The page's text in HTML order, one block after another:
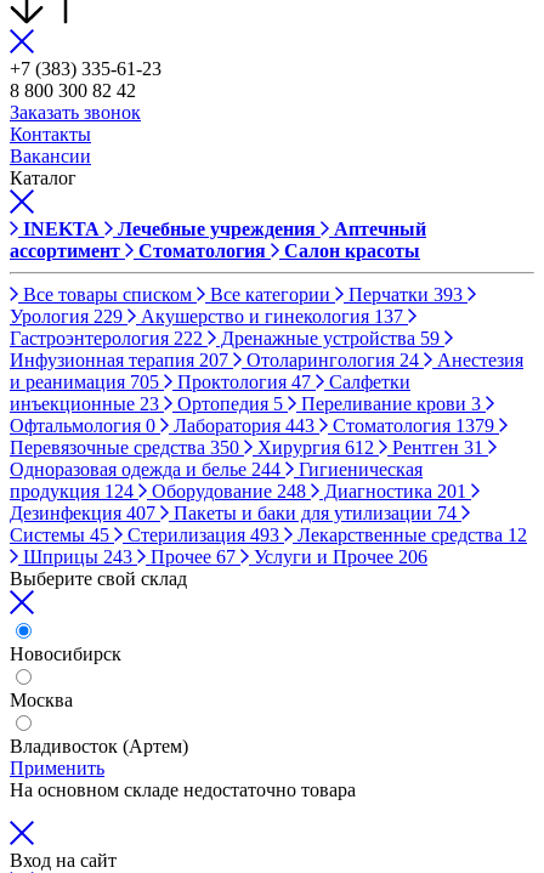
+7 (383) 335-61-23
8 800 300 82 42
Заказать звонок
Контакты
Вакансии
Каталог
INEKTA Лечебные учреждения
Аптечный
ассортимент
Стоматология Салон красоты
Все товары списком Все категории Перчатки 393
Урология 229 Акушерство и гинекология 137
Гастроэнтерология 222 Дренажные устройства 59
Инфузионная терапия 207 Отоларингология 24
Анестезия
и реанимация 705 Проктология 47
Салфетки
инъекционные 23 Ортопедия 5 Переливание крови 3
Офтальмология 0 Лаборатория 443 Стоматология 1379
Перевязочные средства 350 Хирургия 612 Рентген 31
Одноразовая одежда и белье 244
Гигиеническая
продукция 124 Оборудование 248 Диагностика 201
Дезинфекция 407 Пакеты и баки для утилизации 74
Системы 45 Стерилизация 493 Лекарственные средства 12
Шприцы 243 Прочее 67 Услуги и Прочее 206
Выберите свой склад
Новосибирск
Москва
Владивосток (Артем)
Применить
На основном складе недостаточно товара
Вход на сайт